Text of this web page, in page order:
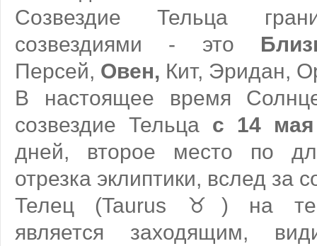
Созвездие Тельца
созвездиями - это
Персей, Овен, Кит, Эридан,
В настоящее время
созвездие Тельца с 14
дней, второе место по
отрезка эклиптики, вслед за
Телец (Taurus ♉) на
является заходящим,